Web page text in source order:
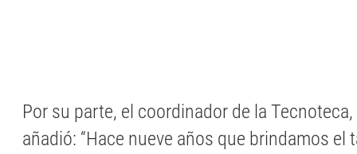
Por su parte, el coordinador de la
añadió: “Hace nueve años que brindamos el